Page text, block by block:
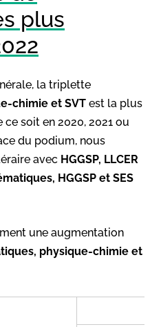
plus
la triplette
chimie et SVT est la plus
soit en 2020, 2021 ou
du podium, nous
avec HGGSP, LLCER
HGGSP et SES
une augmentation
physique-chimie et